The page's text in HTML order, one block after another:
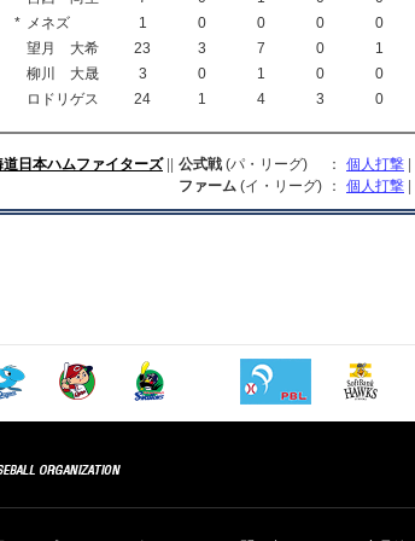
* メネズ 1 0 0 0 0
望月 大希
23 3 7 0 1
柳川 大晟
3 0 1 0 0
ロドリゲス
24 1 4 3 0
道日本ハムファイターズ 公式戦 (パ・リーグ) ： 個人打撃
ファーム (イ・リーグ) ： 個人打撃